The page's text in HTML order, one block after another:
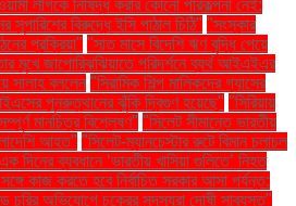
লীগকে নিষিদ্ধ করার কোনো পরিকল্পনা নেই:
সুপারিশের বিরুদ্ধে ইসি পাঠাল চিঠি" "সংস্কার
প্রক্রিয়া" "সাত মাসে বিদেশি ঋণ বৃদ্ধি পেয়ে
মুখে জাপোরিঝঝিয়াতে পরিদর্শনে ব্যর্থ আইএইএর
সালাহ বললেন "সিরামিক শিল্প মালিকদের গ্যাসের
পুনরুত্থানের ঝুঁকি দ্বিগুণ হয়েছে" "সিরিয়ায়
মানচিত্র বিশ্লেষণ" "সিলেট সীমান্তে ভারতীয়
আহত" "সিলেট-ম্যানচেস্টার রুটে বিমান চলাচল
দিনের ব্যবধানে ‘ভারতীয় খাসিয়া গু‌লিতে’ নিহত
সঙ্গে কাজ করতে হবে নির্বাচিত সরকার আসা পর্যন্ত:
চুরির অভিযোগে চক্রের সদস্যরা দোষী সাব্যস্ত"